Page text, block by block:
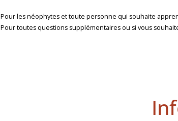
Pour les néophytes et toute personne qui souhaite
Pour toutes questions supplémentaires ou si vous